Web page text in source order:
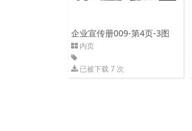
企业宣传册009-第4页-3图
内页
已被下载 7 次